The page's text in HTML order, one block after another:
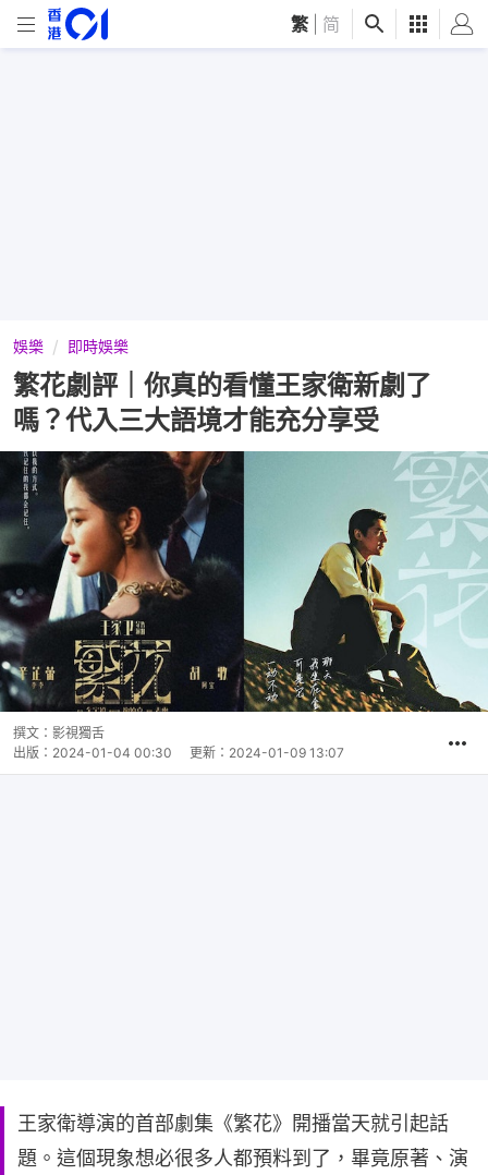
繁 简
娛樂 即時娛樂
繁花劇評｜你真的看懂王家衛新劇了
嗎？代入三大語境才能充分享受
撰文： 影視獨舌
出版： 2024-01-04 00:30 更新： 2024-01-09 13:07
王家衛導演的首部劇集《繁花》開播當天就引起話
題。這個現象想必很多人都預料到了，畢竟原著、演